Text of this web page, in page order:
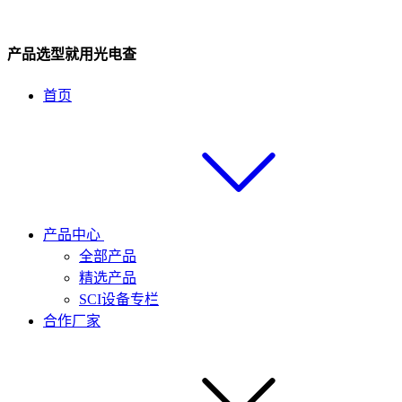
产品选型就用光电查
首页
产品中心
全部产品
精选产品
SCI设备专栏
合作厂家